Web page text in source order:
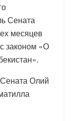
Сената
месяцев
законом «О
Олий